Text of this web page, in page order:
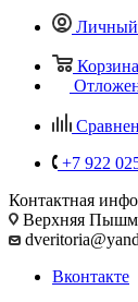
Личный
Корзина
+7 922
Контактная
Верхняя
Вконтакте